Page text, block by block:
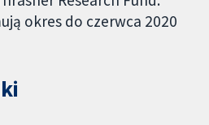
okres do czerwca 2020